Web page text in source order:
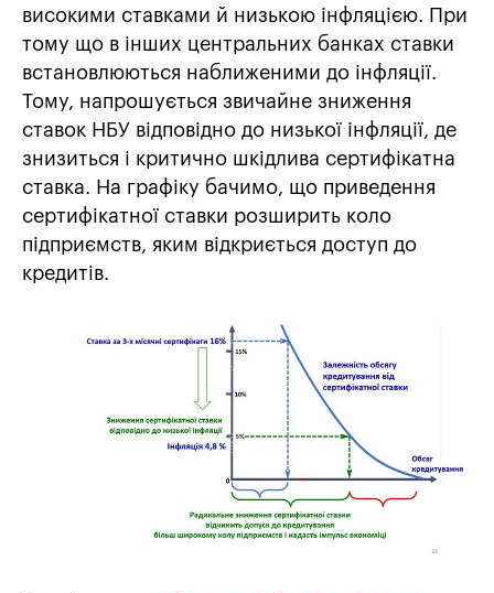
високими ставками й низькою інфляцією. При
тому що в інших центральних банках ставки
встановлюються наближеними до інфляції.
Тому, напрошується звичайне зниження
ставок НБУ відповідно до низької інфляції, де
знизиться і критично шкідлива сертифікатна
ставка. На графіку бачимо, що приведення
сертифікатної ставки розширить коло
підприємств, яким відкриється доступ до
кредитів.